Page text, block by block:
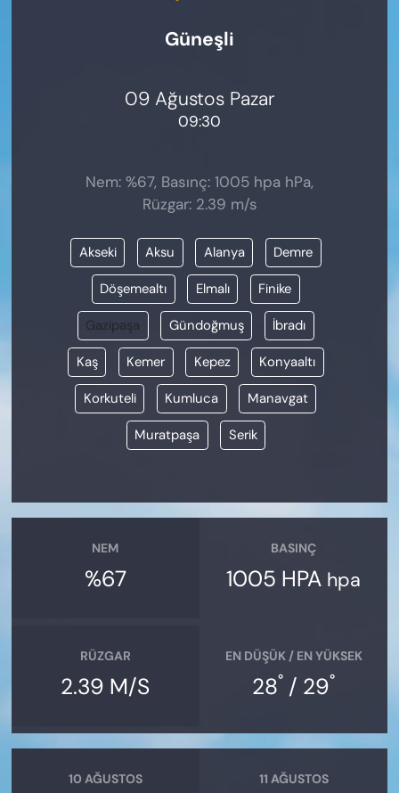
Güneşli
09 Ağustos Pazar
09:30
Nem: %67, Basınç: 1005 hpa hPa,
Rüzgar: 2.39 m/s
Akseki Aksu Alanya Demre
Döşemealtı Elmalı Finike
Gazipaşa Gündoğmuş İbradı
Kaş Kemer Kepez Konyaaltı
Korkuteli Kumluca Manavgat
Muratpaşa Serik
NEM
%67
BASINÇ
1005 HPA hpa
RÜZGAR
2.39 M/S
EN DÜŞÜK / EN YÜKSEK
28° / 29°
10 AĞUSTOS 11 AĞUSTOS
ÖZEL HABER
SİYASET
VAN VE DİYARBAKIR HABERLERİ